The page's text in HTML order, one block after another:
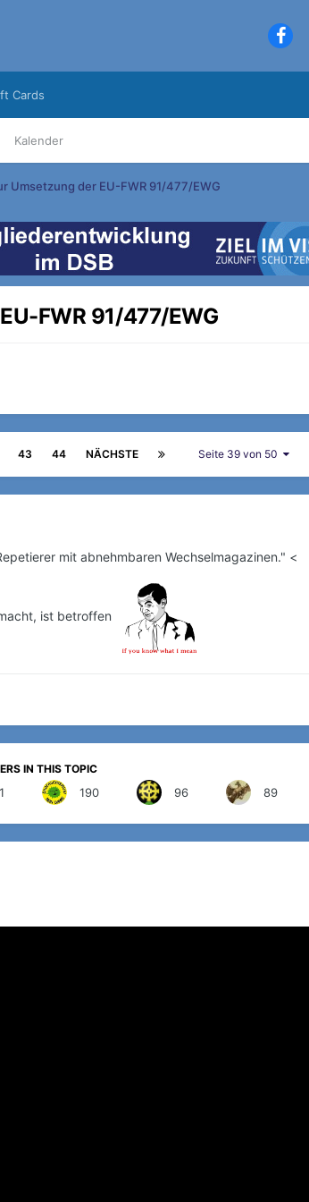
Kalender
Cards
Umsetzung der EU-FWR 91/477/EWG
FWR 91/477/EWG
43 44 NÄCHSTE Seite 39 von 50
mit abnehmbaren Wechselmagazinen." <
ist betroffen
IN THIS TOPIC
190 96 89